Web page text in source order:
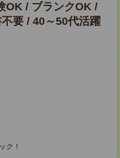
OK / ブランクOK /
要 / 40～50代活躍
ク！